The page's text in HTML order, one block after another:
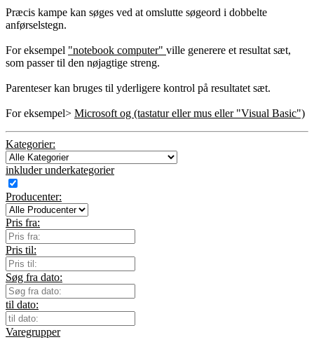
Præcis kampe kan søges ved at omslutte søgeord i dobbelte
anførselstegn.
For eksempel "notebook computer" ville generere et resultat sæt,
som passer til den nøjagtige streng.
Parenteser kan bruges til yderligere kontrol på resultatet sæt.
For eksempel> Microsoft og (tastatur eller mus eller "Visual Basic")
Kategorier:
inkluder underkategorier
Producenter:
Pris fra:
Pris til:
Søg fra dato:
til dato:
Varegrupper